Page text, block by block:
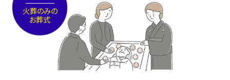
火葬のみの
お葬式